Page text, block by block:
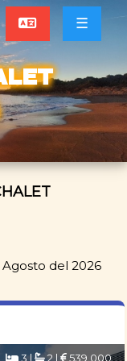
☰
del 2026
3 | 2 | 539.000